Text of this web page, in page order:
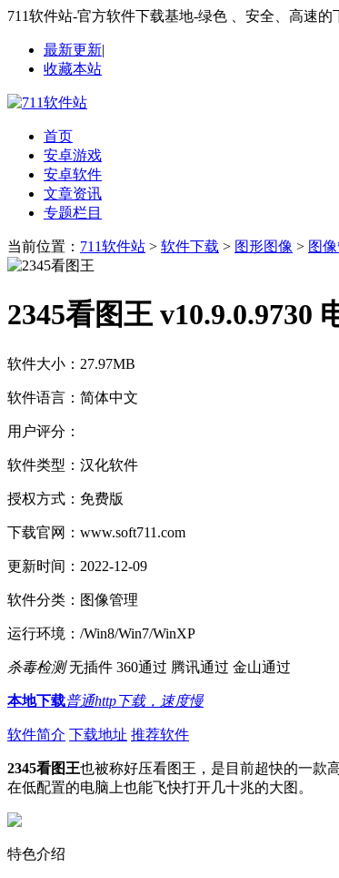
711软件站-官方软件下载基地-绿色 、安全、高速的
最新更新|
收藏本站
首页
安卓游戏
安卓软件
文章资讯
专题栏目
当前位置： 711软件站 > 软件下载 > 图形图像 > 图
2345看图王 v10.9.0.9730
软件大小： 27.97MB
软件语言： 简体中文
用户评分：
软件类型： 汉化软件
授权方式： 免费版
下载官网： www.soft711.com
更新时间： 2022-12-09
软件分类： 图像管理
运行环境： /Win8/Win7/WinXP
杀毒检测 无插件 360通过 腾讯通过 金山通过
本地下载普通http下载，速度慢
软件简介 下载地址 推荐软件
2345看图王也被称好压看图王，是目前超快的一款
在低配置的电脑上也能飞快打开几十兆的大图。
特色介绍